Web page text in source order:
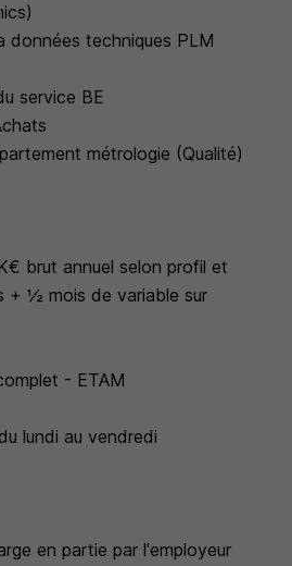
données techniques PLM
service BE
métrologie (Qualité)
brut annuel selon profil et
+ ½ mois de variable sur
- ETAM
lundi au vendredi
en partie par l'employeur